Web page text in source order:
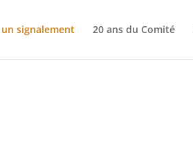
signalement 20 ans du Comité